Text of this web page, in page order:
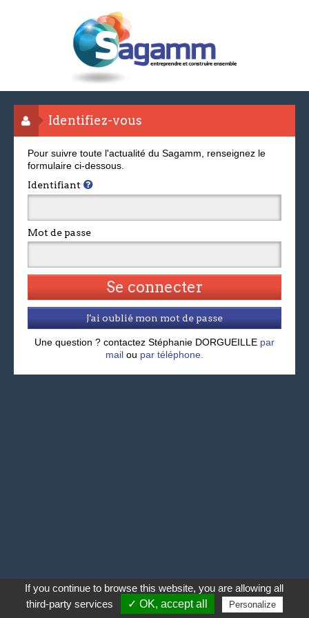
Identifiez-vous
Pour suivre toute l'actualité du Sagamm, renseignez le
formulaire ci-dessous.
Identifiant
Mot de passe
J'ai oublié mon mot de passe
Une question ? contactez Stéphanie DORGUEILLE par
mail ou par téléphone.
If you continue to browse this website, you are allowing all
third-party services
✓ OK, accept all Personalize